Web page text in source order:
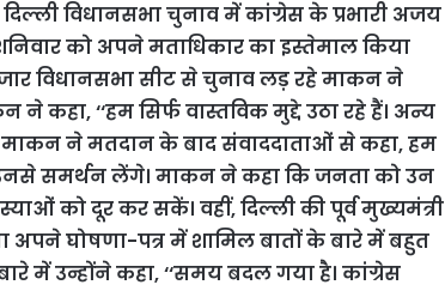
विधानसभा चुनाव में कांग्रेस के प्रभारी अजय
को अपने मताधिकार का इस्तेमाल किया
विधानसभा सीट से चुनाव लड़ रहे माकन ने
ने कहा, ‘‘हम सिर्फ वास्तविक मुद्दे उठा रहे हैं। अन्य
माकन ने मतदान के बाद संवाददाताओं से कहा, हम
समर्थन लेंगे। माकन ने कहा कि जनता को उन
को दूर कर सकें। वहीं, दिल्ली की पूर्व मुख्यमंत्री
अपने घोषणा-पत्र में शामिल बातों के बारे में बहुत
में उन्होंने कहा, ‘‘समय बदल गया है। कांग्रेस